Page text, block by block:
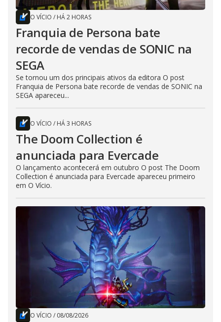
O VÍCIO / HÁ 2 HORAS
Franquia de Persona bate
recorde de vendas de SONIC na
SEGA
Se tornou um dos principais ativos da editora O post
Franquia de Persona bate recorde de vendas de SONIC na
SEGA apareceu...
O VÍCIO / HÁ 3 HORAS
The Doom Collection é
anunciada para Evercade
O lançamento acontecerá em outubro O post The Doom
Collection é anunciada para Evercade apareceu primeiro
em O Vício.
O VÍCIO / 08/08/2026